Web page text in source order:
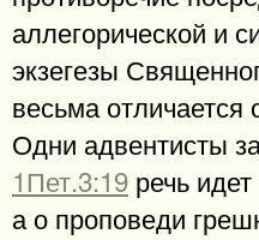
аллегорической и
экзегезы
весьма отличается
Одни адвентисты
1Пет.3:19 речь
а о проповеди